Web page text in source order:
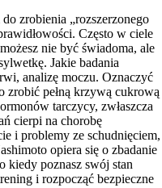
zrobienia „rozszerzonego
Często w ciele
nie być świadoma, ale
Jakie badania
analizę moczu. Oznaczyć
zrobić pełną krzywą cukrową
tarczycy, zwłaszcza
cierpi na chorobę
i problemy ze schudnięciem,
opiera się o zbadanie
kiedy poznasz swój stan
i rozpocząć bezpieczne